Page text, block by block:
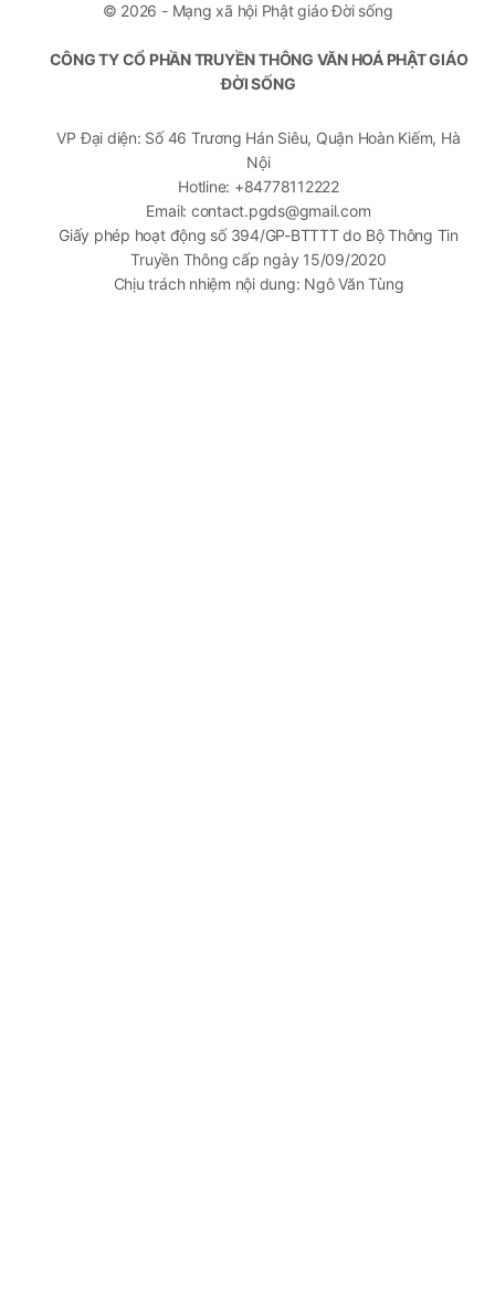
© 2026 - Mạng xã hội Phật giáo Đời sống
CÔNG TY CỔ PHẦN TRUYỀN THÔNG VĂN HOÁ PHẬT GIÁO
ĐỜI SỐNG
VP Đại diện: Số 46 Trương Hán Siêu, Quận Hoàn Kiếm, Hà
Nội
Hotline: +84778112222
Email: contact.pgds@gmail.com
Giấy phép hoạt động số 394/GP-BTTTT do Bộ Thông Tin
Truyền Thông cấp ngày 15/09/2020
Chịu trách nhiệm nội dung: Ngô Văn Tùng